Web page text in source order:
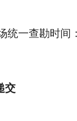
统一查勘时间：
交